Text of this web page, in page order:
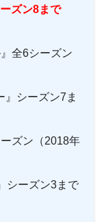
ズン8まで
全6シーズン
』シーズン7ま
ズン（2018年
シーズン3まで